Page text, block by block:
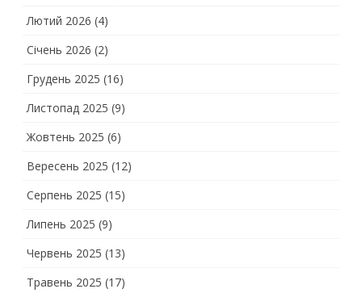
Лютий 2026 (4)
Січень 2026 (2)
Грудень 2025 (16)
Листопад 2025 (9)
Жовтень 2025 (6)
Вересень 2025 (12)
Серпень 2025 (15)
Липень 2025 (9)
Червень 2025 (13)
Травень 2025 (17)